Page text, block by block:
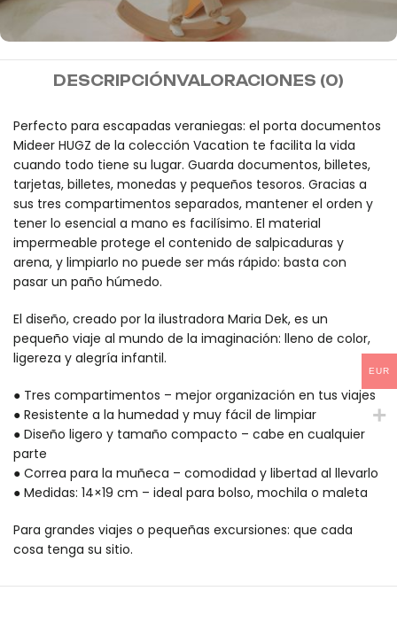
MIDEER
100€
DESCRIPCIÓN VALORACIONES (0)
Perfecto para escapadas veraniegas: el porta documentos
Mideer HUGZ de la colección Vacation te facilita la vida
cuando todo tiene su lugar. Guarda documentos, billetes,
tarjetas, billetes, monedas y pequeños tesoros. Gracias a
sus tres compartimentos separados, mantener el orden y
tener lo esencial a mano es facilísimo. El material
impermeable protege el contenido de salpicaduras y
arena, y limpiarlo no puede ser más rápido: basta con
pasar un paño húmedo.
El diseño, creado por la ilustradora Maria Dek, es un
pequeño viaje al mundo de la imaginación: lleno de color,
ligereza y alegría infantil.
● Tres compartimentos – mejor organización en tus viajes
● Resistente a la humedad y muy fácil de limpiar
● Diseño ligero y tamaño compacto – cabe en cualquier
parte
● Correa para la muñeca – comodidad y libertad al llevarlo
● Medidas: 14×19 cm – ideal para bolso, mochila o maleta
Para grandes viajes o pequeñas excursiones: que cada
cosa tenga su sitio.
Porta documentos impermeable Mideer HUGZ Vacation
Porta documentos impermeable Mideer HUGZ Vacation
EUR